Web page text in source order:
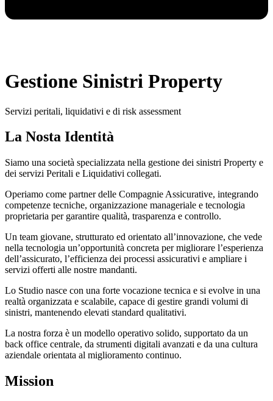
Gestione Sinistri Property
Servizi peritali, liquidativi e di risk assessment
La Nosta Identità
Siamo una società specializzata nella gestione dei sinistri Property e
dei servizi Peritali e Liquidativi collegati.
Operiamo come partner delle Compagnie Assicurative, integrando
competenze tecniche, organizzazione manageriale e tecnologia
proprietaria per garantire qualità, trasparenza e controllo.
Un team giovane, strutturato ed orientato all’innovazione, che vede
nella tecnologia un’opportunità concreta per migliorare l’esperienza
dell’assicurato, l’efficienza dei processi assicurativi e ampliare i
servizi offerti alle nostre mandanti.
Lo Studio nasce con una forte vocazione tecnica e si evolve in una
realtà organizzata e scalabile, capace di gestire grandi volumi di
sinistri, mantenendo elevati standard qualitativi.
La nostra forza è un modello operativo solido, supportato da un
back office centrale, da strumenti digitali avanzati e da una cultura
aziendale orientata al miglioramento continuo.
Mission